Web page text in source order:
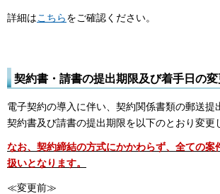
詳細はこちらをご確認ください。
契約書・請書の提出期限及び着手日の
電子契約の導入に伴い、契約関係書類の郵送提
契約書及び請書の提出期限を以下のとおり変更
なお、契約締結の方式にかかわらず、全ての案
扱いとなります。
≪変更前≫